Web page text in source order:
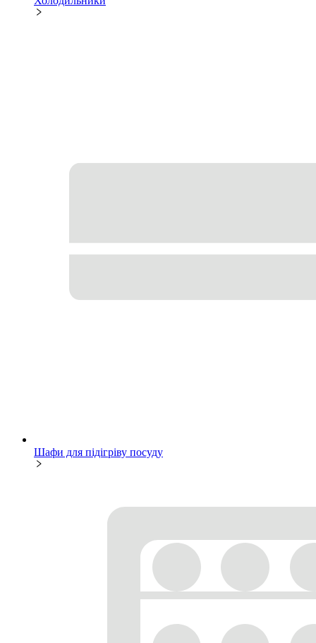
Шафи для підігріву посуду